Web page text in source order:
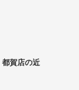
賀店の近